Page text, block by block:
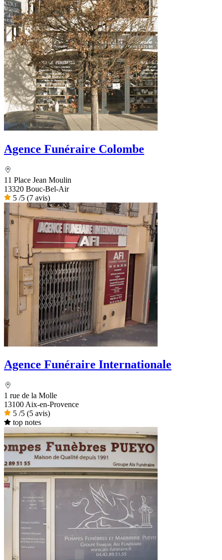
Agence Funéraire Colombe
11 Place Jean Moulin
13320 Bouc-Bel-Air
5 /5 (7 avis)
Agence Funéraire Internationale
1 rue de la Molle
13100 Aix-en-Provence
5 /5 (5 avis)
top notes